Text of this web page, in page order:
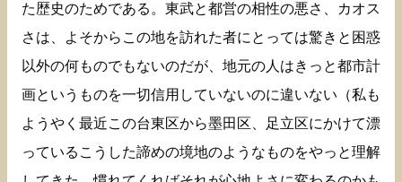
た歴史のためである。東武と都営の相性の悪さ、カオス
さは、よそからこの地を訪れた者にとっては驚きと困惑
以外の何ものでもないのだが、地元の人はきっと都市計
画というものを一切信用していないのに違いない（私も
ようやく最近この台東区から墨田区、足立区にかけて漂
っているこうした諦めの境地のようなものをやっと理解